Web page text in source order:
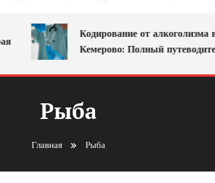
Кодирование от алкоголизма в
Кемерово: Полный путеводитель
Рыба
Главная Рыба